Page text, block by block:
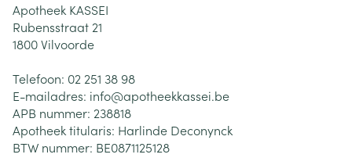
Apotheek KASSEI
Rubensstraat 21
1800Vilvoorde
Telefoon: 02 251 38 98
E-mailadres: info@apotheekkassei.be
APB nummer: 238818
Apotheek titularis: Harlinde Deconynck
BTW nummer: BE0871125128